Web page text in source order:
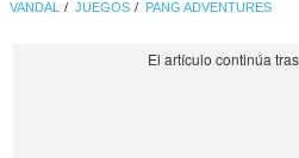
VANDAL JUEGOS PANG ADVENTURES